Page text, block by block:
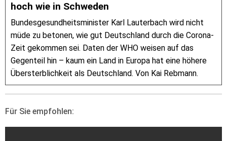
hoch wie in Schweden
Bundesgesundheitsminister Karl Lauterbach wird nicht
müde zu betonen, wie gut Deutschland durch die Corona-
Zeit gekommen sei. Daten der WHO weisen auf das
Gegenteil hin – kaum ein Land in Europa hat eine höhere
Übersterblichkeit als Deutschland. Von Kai Rebmann.
Für Sie empfohlen: